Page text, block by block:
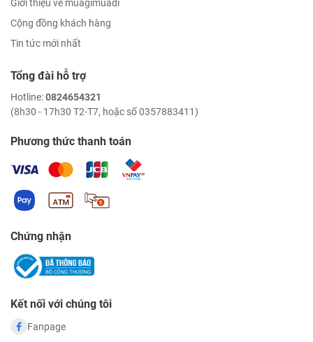
Giới thiệu về muagimuadi
Cộng đồng khách hàng
Tin tức mới nhất
Tổng đài hỗ trợ
Hotline:0824654321
(8h30 - 17h30 T2-T7, hoặc số 0357883411)
Phương thức thanh toán
Chứng nhận
Kết nối với chúng tôi
Fanpage